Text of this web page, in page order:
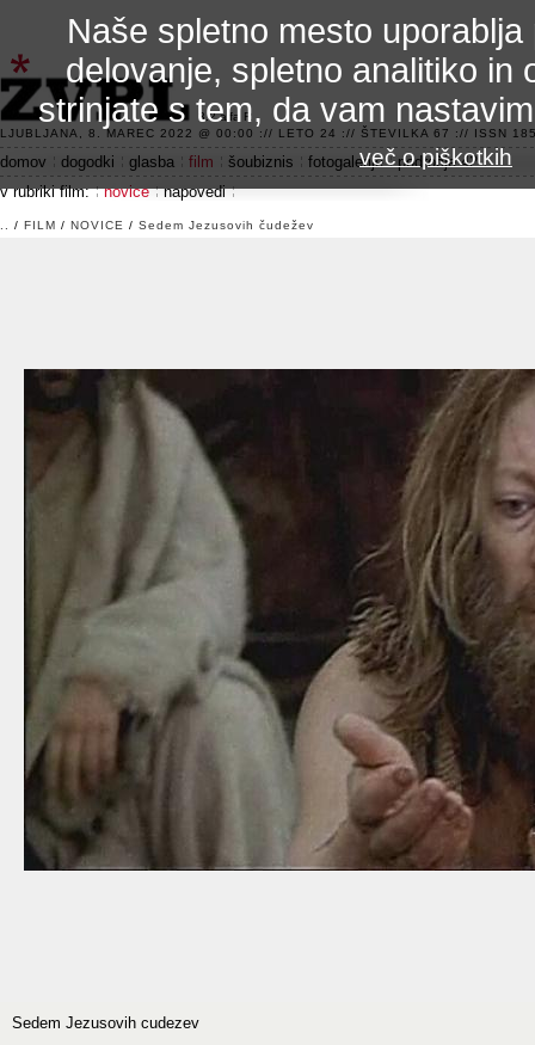
3.2 alfa R
LJUBLJANA, 8. MAREC 2022 @ 00:00 :// LETO 24 :// ŠTEVILKA 67 :// ISSN
domov dogodki glasba film šoubiznis fotogalerije
področje 42
v rubriki film:
novice napovedi
/ FILM / NOVICE / Sedem Jezusovih čudežev
Sedem Jezusovih cudezev
Naše spletno mesto
delovanje, spletno analitiko in
strinjate s tem, da vam
več o piškotkih